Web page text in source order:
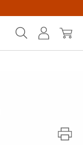
MonMon